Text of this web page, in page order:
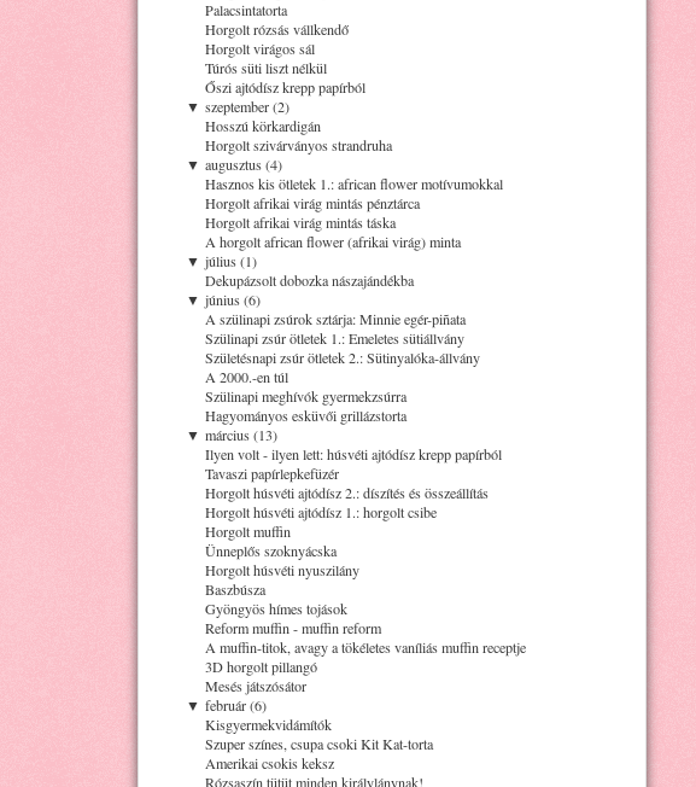
Palacsintatorta
Horgolt rózsás vállkendő
Horgolt virágos sál
Túrós süti liszt nélkül
Őszi ajtódísz krepp papírból
▼ szeptember (2)
Hosszú körkardigán
Horgolt szivárványos strandruha
▼ augusztus (4)
Hasznos kis ötletek 1.: african flower motívumokkal
Horgolt afrikai virág mintás pénztárca
Horgolt afrikai virág mintás táska
A horgolt african flower (afrikai virág) minta
▼ július (1)
Dekupázsolt dobozka nászajándékba
▼ június (6)
A szülinapi zsúrok sztárja: Minnie egér-piñata
Szülinapi zsúr ötletek 1.: Emeletes sütiállvány
Születésnapi zsúr ötletek 2.: Sütinyalóka-állvány
A 2000.-en túl
Szülinapi meghívók gyermekzsúrra
Hagyományos esküvői grillázstorta
▼ március (13)
Ilyen volt - ilyen lett: húsvéti ajtódísz krepp papírból
Tavaszi papírlepkefüzér
Horgolt húsvéti ajtódísz 2.: díszítés és összeállítás
Horgolt húsvéti ajtódísz 1.: horgolt csibe
Horgolt muffin
Ünneplős szoknyácska
Horgolt húsvéti nyuszilány
Baszbúsza
Gyöngyös hímes tojások
Reform muffin - muffin reform
A muffin-titok, avagy a tökéletes vaníliás muffin receptje
3D horgolt pillangó
Mesés játszósátor
▼ február (6)
Kisgyermekvidámítók
Szuper színes, csupa csoki Kit Kat-torta
Amerikai csokis keksz
Rózsaszín tütüt minden királylánynak!